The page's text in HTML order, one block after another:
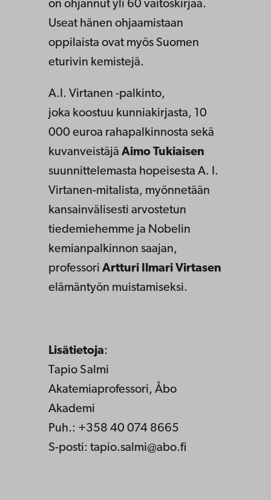
on ohjannut yli 60 väitöskirjaa.
Useat hänen ohjaamistaan
oppilaista ovat myös Suomen
eturivin kemistejä.
A.I. Virtanen -palkinto,
joka koostuu kunniakirjasta, 10
000 euroa rahapalkinnosta sekä
kuvanveistäjä Aimo Tukiaisen
suunnittelemasta hopeisesta A. I.
Virtanen-mitalista, myönnetään
kansainvälisesti arvostetun
tiedemiehemme ja Nobelin
kemianpalkinnon saajan,
professori Artturi Ilmari Virtasen
elämäntyön muistamiseksi.
Lisätietoja:
Tapio Salmi
Akatemiaprofessori, Åbo
Akademi
Puh.: +358 40 074 8665
S-posti: tapio.salmi@abo.fi